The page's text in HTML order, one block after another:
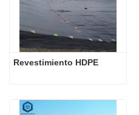
Revestimiento HDPE